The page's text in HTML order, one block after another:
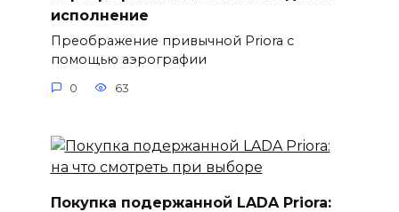
исполнение
Преображение привычной Priora с
помощью аэрографии
0 63
Покупка подержанной LADA Priora: